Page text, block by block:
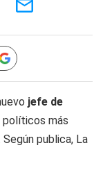
jefe de
políticos más
publica, La